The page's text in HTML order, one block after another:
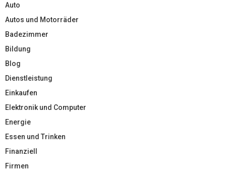
Auto
Autos und Motorräder
Badezimmer
Bildung
Blog
Dienstleistung
Einkaufen
Elektronik und Computer
Energie
Essen und Trinken
Finanziell
Firmen